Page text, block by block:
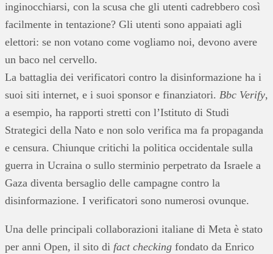
inginocchiarsi, con la scusa che gli utenti cadrebbero così
facilmente in tentazione? Gli utenti sono appaiati agli
elettori: se non votano come vogliamo noi, devono avere
un baco nel cervello.
La battaglia dei verificatori contro la disinformazione ha i
suoi siti internet, e i suoi sponsor e finanziatori. Bbc Verify,
a esempio, ha rapporti stretti con l’Istituto di Studi
Strategici della Nato e non solo verifica ma fa propaganda
e censura. Chiunque critichi la politica occidentale sulla
guerra in Ucraina o sullo sterminio perpetrato da Israele a
Gaza diventa bersaglio delle campagne contro la
disinformazione. I verificatori sono numerosi ovunque.
Una delle principali collaborazioni italiane di Meta è stato
per anni Open, il sito di fact checking fondato da Enrico